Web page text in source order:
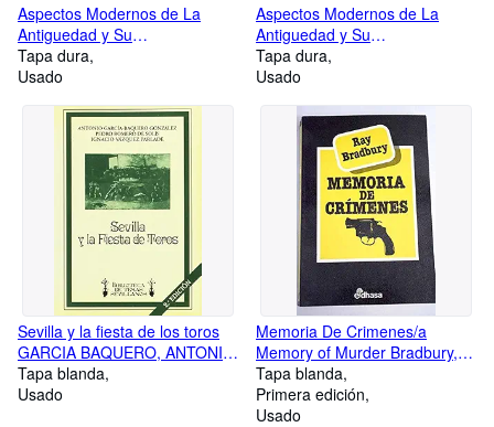
Aspectos Modernos de La
Antiguedad y Su
Aprovechamiento Didactico
VARIOS
Tapa dura
Usado
Aspectos Modernos de La
Antiguedad y Su
Aprovechamiento Didactico
VARIOS
Tapa dura
Usado
Sevilla y la fiesta de los toros
GARCIA BAQUERO, ANTONIO
. [ET AL
Tapa blanda
Usado
Memoria De Crimenes/a
Memory of Murder Bradbury,
Ray
Tapa blanda
Primera edición
Usado